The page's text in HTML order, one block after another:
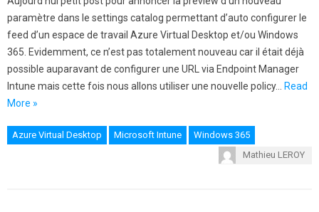
paramètre dans le settings catalog permettant d’auto configurer le
feed d’un espace de travail Azure Virtual Desktop et/ou Windows
365. Evidemment, ce n’est pas totalement nouveau car il était déjà
possible auparavant de configurer une URL via Endpoint Manager
Intune mais cette fois nous allons utiliser une nouvelle policy…
Read
More »
Azure Virtual Desktop Microsoft Intune
Windows 365
Mathieu LEROY